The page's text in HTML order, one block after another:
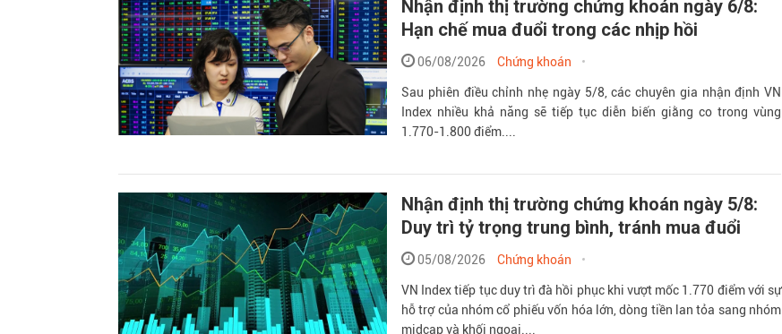
Nhận định thị trường chứng khoán ngày 6/8:
Hạn chế mua đuổi trong các nhịp hồi
06/08/2026 Chứng khoán
Sau phiên điều chỉnh nhẹ ngày 5/8, các chuyên gia nhận định VN
Index nhiều khả năng sẽ tiếp tục diễn biến giằng co trong vùng
1.770-1.800 điểm....
Nhận định thị trường chứng khoán ngày 5/8:
Duy trì tỷ trọng trung bình, tránh mua đuổi
05/08/2026 Chứng khoán
VN Index tiếp tục duy trì đà hồi phục khi vượt mốc 1.770 điểm với sự
hỗ trợ của nhóm cổ phiếu vốn hóa lớn, dòng tiền lan tỏa sang nhóm
midcap và khối ngoại....